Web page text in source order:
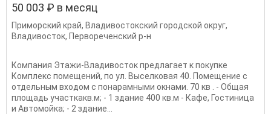
50 003 ₽ в месяц
Приморский край, Владивостокский городской округ,
Владивосток, Первореченский р-н
Компания Этажи-Владивосток предлагает к покупке
Комплекс помещений, по ул. Выселковая 40. Помещение с
отдельным входом с понарамными окнами. 70 кв . - Общая
площадь участкакв.м; - 1 здание 400 кв.м - Кафе, Гостиница
и Автомойка; - 2 здание...